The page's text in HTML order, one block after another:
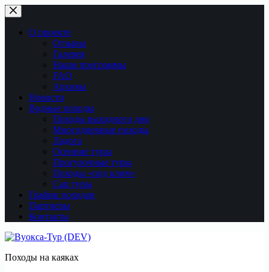
Перейти
к
сути
О проекте
Отзывы
Галерея
Наши программы
FAQ
Архивы
Новости
Водные походы
Походы выходного дня
Многодневные походы
Ладога
Осенние туры
Прогулочные туры
Походы «под ключ»
Сап туры
График походов
Партнеры
Контакты
Походы на каяках